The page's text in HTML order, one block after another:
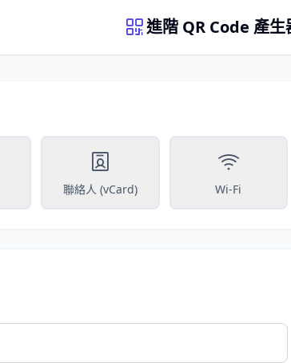
進階 QR Code 產生
聯絡人 (vCard) Wi-Fi